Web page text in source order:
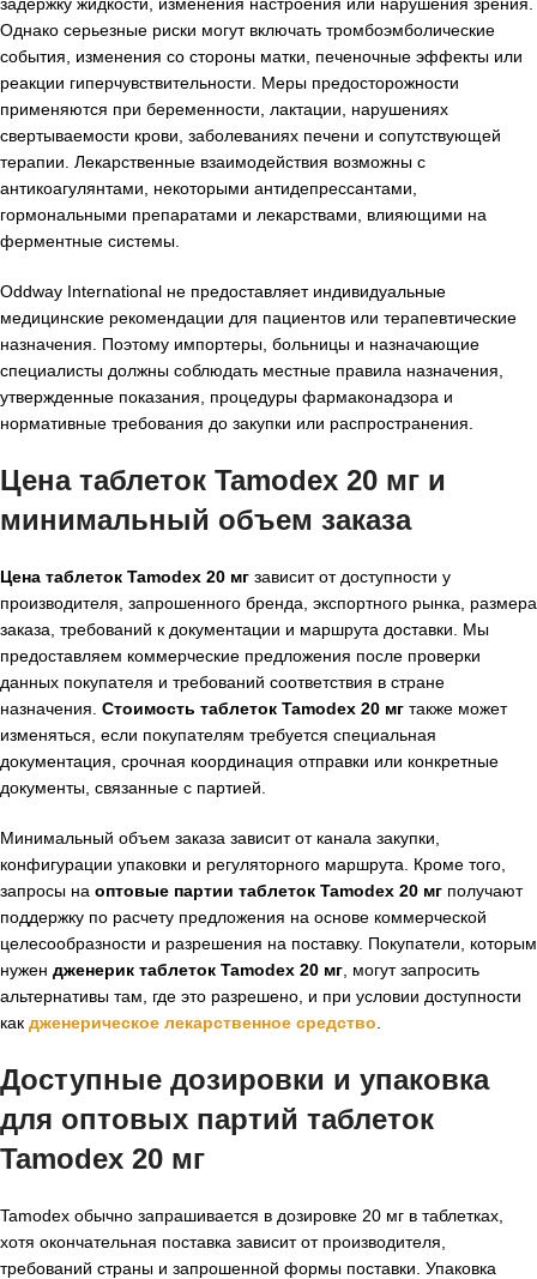
Однако серьезные риски могут включать тромбоэмболические
события, изменения со стороны матки, печеночные эффекты или
реакции гиперчувствительности. Меры предосторожности
применяются при беременности, лактации, нарушениях
свертываемости крови, заболеваниях печени и сопутствующей
терапии. Лекарственные взаимодействия возможны с
антикоагулянтами, некоторыми антидепрессантами,
гормональными препаратами и лекарствами, влияющими на
ферментные системы.
Oddway International не предоставляет индивидуальные
медицинские рекомендации для пациентов или терапевтические
назначения. Поэтому импортеры, больницы и назначающие
специалисты должны соблюдать местные правила назначения,
утвержденные показания, процедуры фармаконадзора и
нормативные требования до закупки или распространения.
Цена таблеток Tamodex 20 мг и
минимальный объем заказа
Цена таблеток Tamodex 20 мг зависит от доступности у
производителя, запрошенного бренда, экспортного рынка, размера
заказа, требований к документации и маршрута доставки. Мы
предоставляем коммерческие предложения после проверки
данных покупателя и требований соответствия в стране
назначения. Стоимость таблеток Tamodex 20 мг также может
изменяться, если покупателям требуется специальная
документация, срочная координация отправки или конкретные
документы, связанные с партией.
Минимальный объем заказа зависит от канала закупки,
конфигурации упаковки и регуляторного маршрута. Кроме того,
запросы на оптовые партии таблеток Tamodex 20 мг получают
поддержку по расчету предложения на основе коммерческой
целесообразности и разрешения на поставку. Покупатели, которым
нужен дженерик таблеток Tamodex 20 мг , могут запросить
альтернативы там, где это разрешено, и при условии доступности
как дженерическое лекарственное средство
Доступные дозировки и упаковка
для оптовых партий таблеток
Tamodex 20 мг
Tamodex обычно запрашивается в дозировке 20 мг в таблетках,
хотя окончательная поставка зависит от производителя,
требований страны и запрошенной формы поставки. Упаковка